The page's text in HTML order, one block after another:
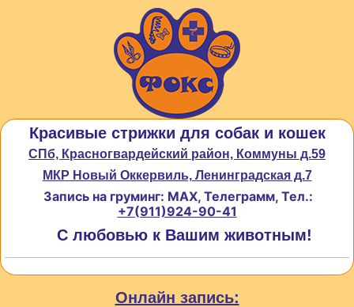
Красивые стрижки для собак и кошек
СПб, Красногвардейский район, Коммуны д.59
МКР Новый Оккервиль, Ленинградская д.7
Запись на груминг: MAX, Телеграмм, Тел.:
+7(911)924-90-41
С любовью к Вашим животным!
Онлайн запись: